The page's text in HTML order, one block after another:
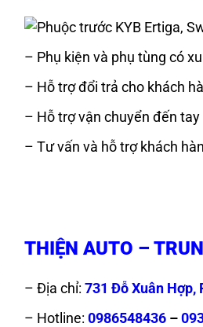
– Phụ kiện và phụ tùng có
– Hỗ trợ đổi trả cho khách
– Hỗ trợ vận chuyển đến
– Tư vấn và hỗ trợ khách
THIỆN AUTO –
– Địa chỉ: 731 Đỗ Xuân Hợp,
– Hotline: 0986548436 –